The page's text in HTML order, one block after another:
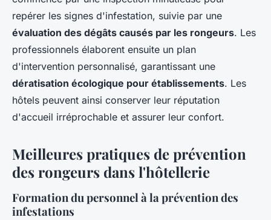
repérer les signes d'infestation, suivie par une
évaluation des dégâts causés par les rongeurs. Les
professionnels élaborent ensuite un plan
d'intervention personnalisé, garantissant une
dératisation écologique pour établissements. Les
hôtels peuvent ainsi conserver leur réputation
d'accueil irréprochable et assurer leur confort.
Meilleures pratiques de prévention
des rongeurs dans l'hôtellerie
Formation du personnel à la prévention des
infestations